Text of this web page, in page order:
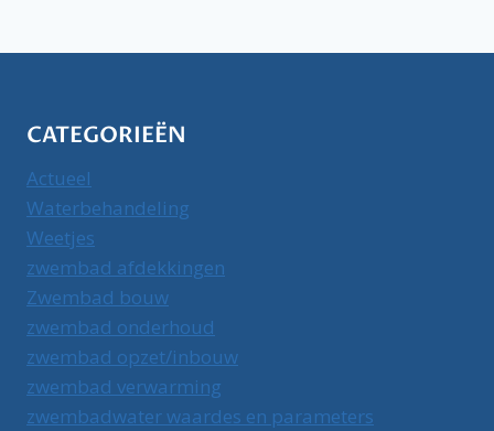
CATEGORIEËN
Actueel
Waterbehandeling
Weetjes
zwembad afdekkingen
Zwembad bouw
zwembad onderhoud
zwembad opzet/inbouw
zwembad verwarming
zwembadwater waardes en parameters